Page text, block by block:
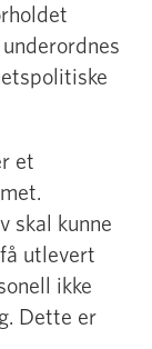
et
skal kunne
utlevert
ikke
Dette er